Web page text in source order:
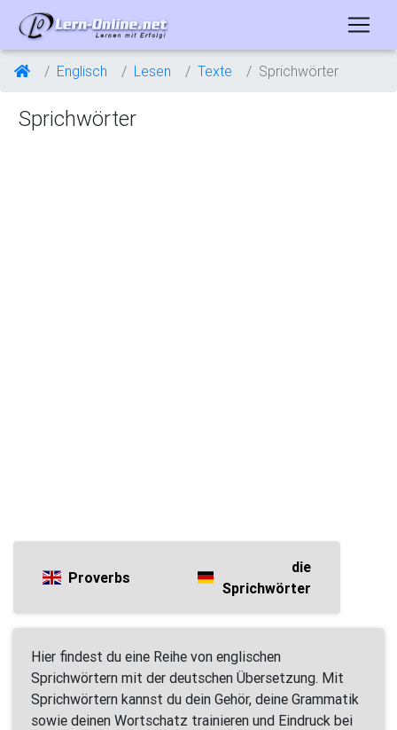
Englisch Lesen Texte Sprichwörter
Sprichwörter
Proverbs
die
Sprichwörter
Hier findest du eine Reihe von englischen
Sprichwörtern mit der deutschen Übersetzung. Mit
Sprichwörtern kannst du dein Gehör, deine Grammatik
sowie deinen Wortschatz trainieren und Eindruck bei